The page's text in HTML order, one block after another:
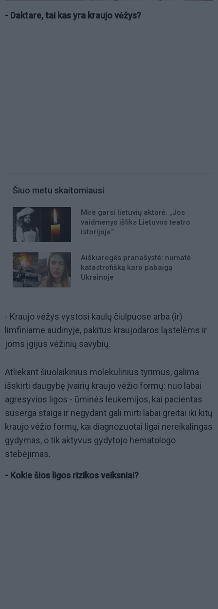
- Daktare, tai kas yra kraujo vėžys?
Šiuo metu skaitomiausi
Mirė garsi lietuvių aktorė: „Jos
vaidmenys išliks Lietuvos teatro
istorijoje“
Aiškiaregės pranašystė: numatė
katastrofišką karo pabaigą
Ukrainoje
- Kraujo vėžys vystosi kaulų čiulpuose arba (ir)
limfiniame audinyje, pakitus kraujodaros ląstelėms ir
joms įgijus vėžinių savybių.
Atliekant šiuolaikinius molekulinius tyrimus, galima
išskirti daugybę įvairių kraujo vėžio formų: nuo labai
agresyvios ligos - ūminės leukemijos, kai pacientas
suserga staiga ir negydant gali mirti labai greitai iki kitų
kraujo vėžio formų, kai diagnozuotai ligai nereikalingas
gydymas, o tik aktyvus gydytojo hematologo
stebėjimas.
- Kokie šios ligos rizikos veiksniai?